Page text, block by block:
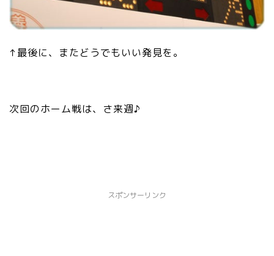
↑最後に、またどうでもいい発見を。
次回のホーム戦は、さ来週♪
スポンサーリンク